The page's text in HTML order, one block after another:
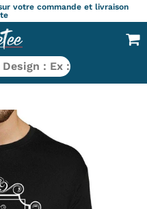
votre commande et livraison